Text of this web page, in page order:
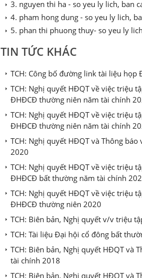
3. nguyen thi ha - so yeu ly lich, ban
4. pham hong dung - so yeu ly lich,
5. phan thi phuong thuy- so yeu ly
TIN TỨC KHÁC
TCH: Công bố đường link tài liệu
TCH: Nghị quyết HĐQT về việc triệu
ĐHĐCĐ thường niên năm tài chính
TCH: Nghị quyết HĐQT về việc triệu
ĐHĐCĐ thường niên năm tài chính
TCH: Nghị quyết HĐQT và Thông
2020
TCH: Nghị quyết HĐQT về việc triệu
ĐHĐCĐ bất thường năm tài chính
TCH: Nghị quyết HĐQT về việc triệu
ĐHĐCĐ thường niên 2020
TCH: Biên bản, Nghị quyết v/v triệu
TCH: Tài liệu Đại hội cổ đông bất
TCH: Biên bản, Nghị quyết HĐQT và
tài chính 2018
TCH: Biên bản, Nghị quyết HĐQT và